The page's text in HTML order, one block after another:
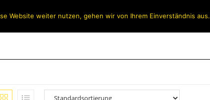
Website weiter nutzen, gehen wir von Ihrem Einverständnis aus.